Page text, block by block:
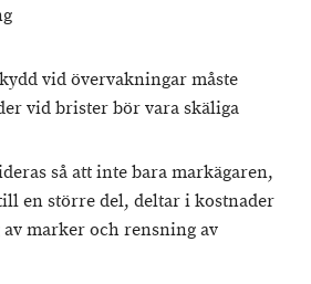
vid övervakningar måste
vid brister bör vara skäliga
så att inte bara markägaren,
en större del, deltar i kostnader
marker och rensning av